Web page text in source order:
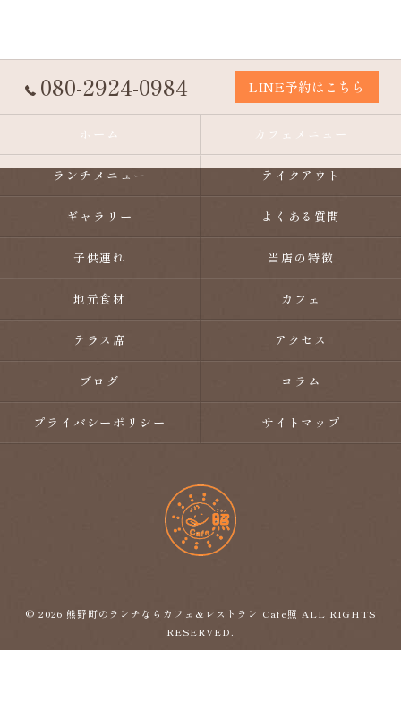
080-2924-0984 LINE予約はこちら
ホーム カフェメニュー
ランチメニュー テイクアウト
ギャラリー よくある質問
子供連れ 当店の特徴
地元食材 カフェ
テラス席 アクセス
ブログ コラム
プライバシーポリシー サイトマップ
© 2026 熊野町のランチならカフェ&レストラン Cafe照 ALL RIGHTS
RESERVED.